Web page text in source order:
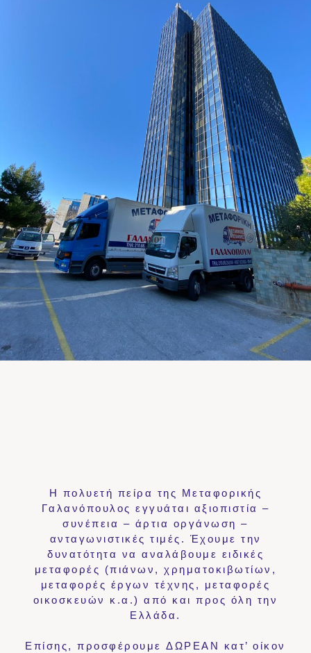
Η πολυετή πείρα της Μεταφορικής
Γαλανόπουλος εγγυάται αξιοπιστία –
συνέπεια – άρτια οργάνωση –
ανταγωνιστικές τιμές. Έχουμε την
δυνατότητα να αναλάβουμε ειδικές
μεταφορές (πιάνων, χρηματοκιβωτίων,
μεταφορές έργων τέχνης, μεταφορές
οικοσκευών κ.α.) από και προς όλη την
Ελλάδα.
Επίσης, προσφέρουμεΔΩΡΕΑΝ
κατ’ οίκον